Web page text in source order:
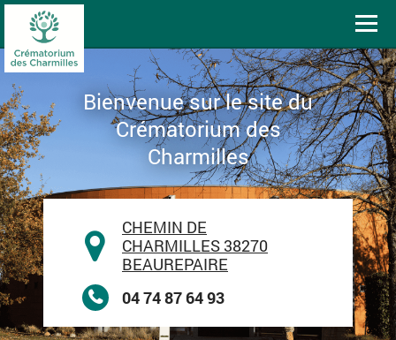
Bienvenue sur le site du
Crématorium des
Charmilles
CHEMIN DE
CHARMILLES 38270
BEAUREPAIRE
04 74 87 64 93